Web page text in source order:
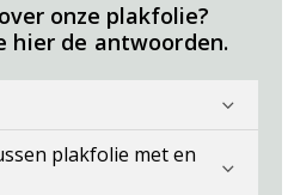
onze plakfolie?
hier de antwoorden.
plakfolie met en